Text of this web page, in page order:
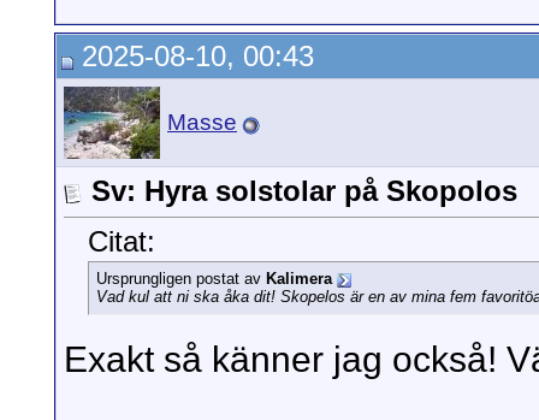
2025-08-10, 00:43
Masse
Sv: Hyra solstolar på Skopolos
Citat:
Ursprungligen postat av Kalimera
Vad kul att ni ska åka dit! Skopelos är en av mina fem
Exakt så känner jag också!